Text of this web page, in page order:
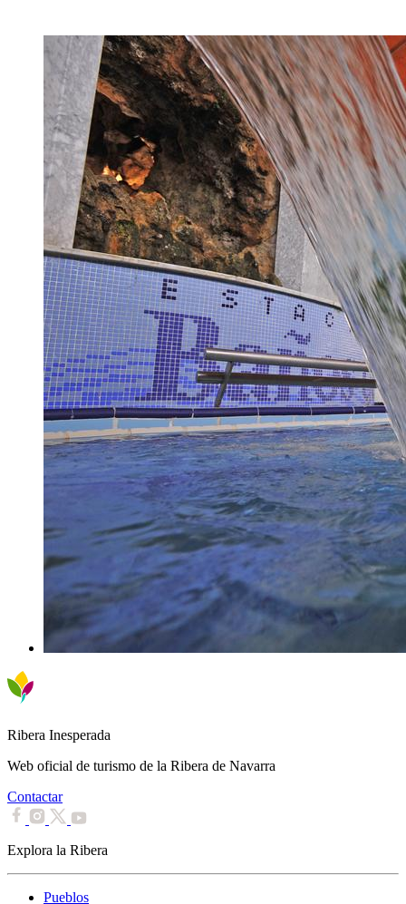
Ribera Inesperada
Web oficial de turismo de la Ribera de Navarra
Contactar
Explora la Ribera
Pueblos